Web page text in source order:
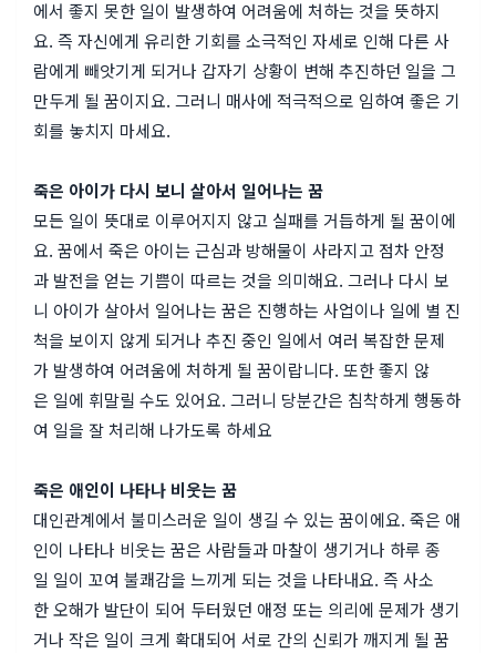
에서 좋지 못한 일이 발생하여 어려움에 처하는 것을 뜻하지
요. 즉 자신에게 유리한 기회를 소극적인 자세로 인해 다른 사
람에게 빼앗기게 되거나 갑자기 상황이 변해 추진하던 일을 그
만두게 될 꿈이지요. 그러니 매사에 적극적으로 임하여 좋은 기
회를 놓치지 마세요.
죽은 아이가 다시 보니 살아서 일어나는 꿈
모든 일이 뜻대로 이루어지지 않고 실패를 거듭하게 될 꿈이에
요. 꿈에서 죽은 아이는 근심과 방해물이 사라지고 점차 안정
과 발전을 얻는 기쁨이 따르는 것을 의미해요. 그러나 다시 보
니 아이가 살아서 일어나는 꿈은 진행하는 사업이나 일에 별 진
척을 보이지 않게 되거나 추진 중인 일에서 여러 복잡한 문제
가 발생하여 어려움에 처하게 될 꿈이랍니다. 또한 좋지 않
은 일에 휘말릴 수도 있어요. 그러니 당분간은 침착하게 행동하
여 일을 잘 처리해 나가도록 하세요
죽은 애인이 나타나 비웃는 꿈
대인관계에서 불미스러운 일이 생길 수 있는 꿈이에요. 죽은 애
인이 나타나 비웃는 꿈은 사람들과 마찰이 생기거나 하루 종
일 일이 꼬여 불쾌감을 느끼게 되는 것을 나타내요. 즉 사소
한 오해가 발단이 되어 두터웠던 애정 또는 의리에 문제가 생기
거나 작은 일이 크게 확대되어 서로 간의 신뢰가 깨지게 될 꿈